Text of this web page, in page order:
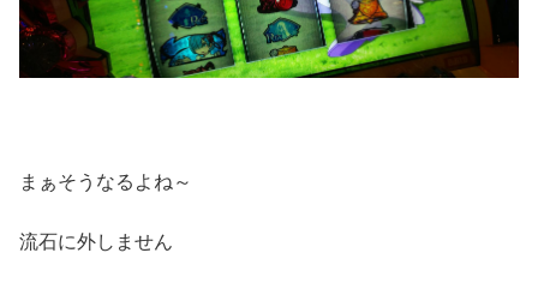
まぁそうなるよね～
流石に外しません